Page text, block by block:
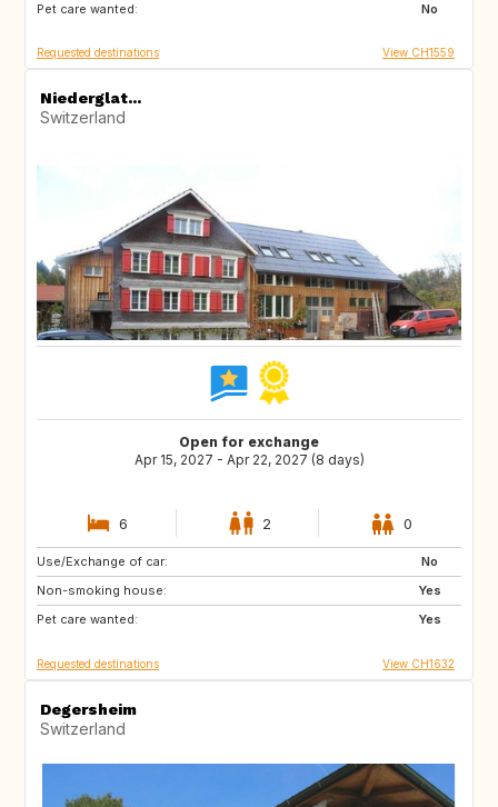
Pet care wanted:
No
NO
Requested destinations View CH1559
Niederglat...
Switzerland
Open for exchange
Apr 15, 2027 - Apr 22, 2027 (8 days)
6 2 0
Use/Exchange of car:
No
Non-smoking house:
Yes
Pet care wanted:
Yes
IT
FR
DE
Requested destinations View CH1632
Degersheim
Switzerland